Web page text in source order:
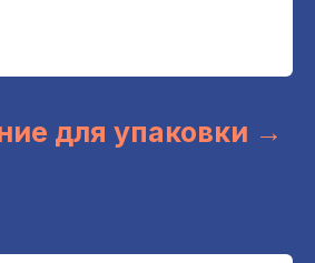
для упаковки →